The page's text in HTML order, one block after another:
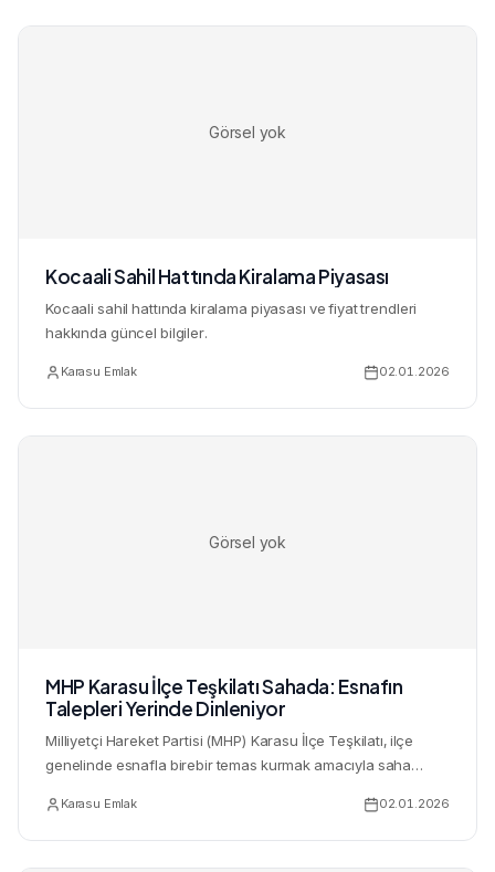
Görsel yok
Kocaali Sahil Hattında Kiralama Piyasası
Kocaali sahil hattında kiralama piyasası ve fiyat trendleri
hakkında güncel bilgiler.
Karasu Emlak 02.01.2026
Görsel yok
MHP Karasu İlçe Teşkilatı Sahada: Esnafın
Talepleri Yerinde Dinleniyor
Milliyetçi Hareket Partisi (MHP) Karasu İlçe Teşkilatı, ilçe
genelinde esnafla birebir temas kurmak amacıyla saha
Karasu Emlak 02.01.2026